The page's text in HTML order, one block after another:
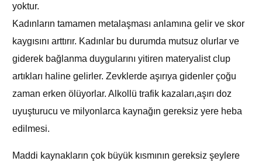
yoktur.
Kadınların tamamen metalaşması anlamına gelir ve skor
kaygısını arttırır. Kadınlar bu durumda mutsuz olurlar ve
giderek bağlanma duygularını yitiren materyalist clup
artıkları haline gelirler. Zevklerde aşırıya gidenler çoğu
zaman erken ölüyorlar. Alkollü trafik kazaları,aşırı doz
uyuşturucu ve milyonlarca kaynağın gereksiz yere heba
edilmesi.
Maddi kaynakların çok büyük kısmının gereksiz şeylere